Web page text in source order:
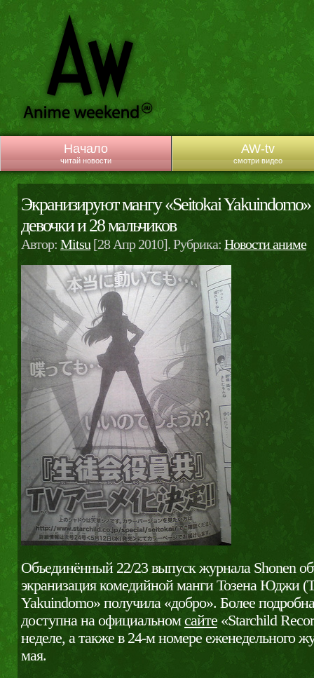
Начало
читай новости
AW-tv
смотри видео
Экранизируют мангу «Seitokai
девочки и 28 мальчиков
Автор: Mitsu [28 Апр 2010]. Рубрика: Новости аниме
Объединённый 22/23 выпуск журнала Shonen
экранизация комедийной манги Тозена Юджи
Yakuindomo» получила «добро». Более
доступна на официальномсайте «Starchild
неделе, а также в 24-м номере еженедельного
мая.